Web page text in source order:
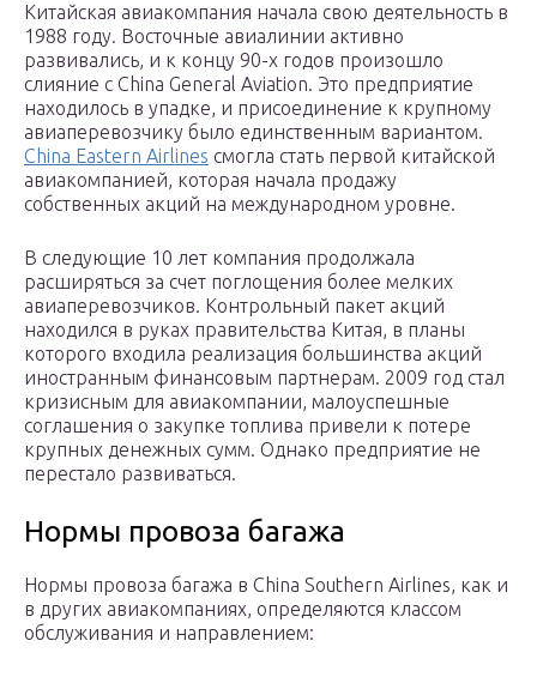
Китайская авиакомпания начала свою деятельность в
1988 году. Восточные авиалинии активно
развивались, и к концу 90-х годов произошло
слияние с China General Aviation. Это предприятие
находилось в упадке, и присоединение к крупному
авиаперевозчику было единственным вариантом.
China Eastern Airlines смогла стать первой китайской
авиакомпанией, которая начала продажу
собственных акций на международном уровне.
В следующие 10 лет компания продолжала
расширяться за счет поглощения более мелких
авиаперевозчиков. Контрольный пакет акций
находился в руках правительства Китая, в планы
которого входила реализация большинства акций
иностранным финансовым партнерам. 2009 год стал
кризисным для авиакомпании, малоуспешные
соглашения о закупке топлива привели к потере
крупных денежных сумм. Однако предприятие не
перестало развиваться.
Нормы провоза багажа
Нормы провоза багажа в China Southern Airlines, как и
в других авиакомпаниях, определяются классом
обслуживания и направлением: